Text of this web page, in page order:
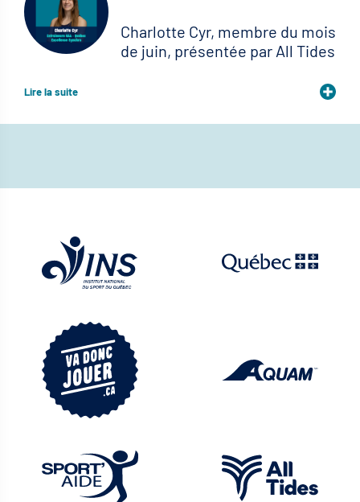
Charlotte Cyr, membre du mois
de juin, présentée par All Tides
Lire la suite